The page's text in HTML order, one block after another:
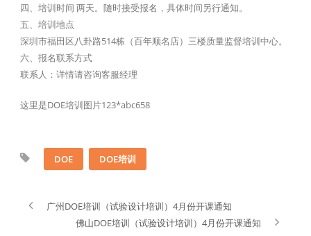
四、培训时间 两天。随时接受报名，具体时间另行通知。
五、培训地点
深圳市福田区八卦路514栋（百年顺名店）三楼质量监督培训中心。
六、报名联系方式
联系人：详情请咨询客服经理
这里是DOE培训图片123*abc658
DOE DOE培训
广州DOE培训（试验设计培训）4月份开课通知
佛山DOE培训（试验设计培训）4月份开课通知